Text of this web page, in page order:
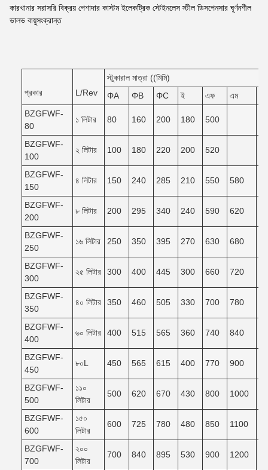
কারখানার সরাসরি বিক্রয় পেশাদার কাস্টম ইলেকট্রিক স্টেইনলেস স্টীল ডিসপেনসার ঘূর্ণনশীল
ভালভ বায়ুসংক্রান্ত
প্রকার L/Rev
স্টুকারাল মাত্রা ((মিমি)
ΦA
ΦB ΦC ই এফ এম
BZGFWF-
80
১ লিটার 80 160 200 180 500
BZGFWF-
100
২ লিটার 100 180 220 200 520
BZGFWF-
150
৪ লিটার 150 240 285 210 550 580
BZGFWF-
200
৮ লিটার 200 295 340 240 590 620
BZGFWF-
250
১৬ লিটার 250 350 395 270 630 680
BZGFWF-
300
২৫ লিটার 300 400 445 300 660 720
BZGFWF-
350
৪০ লিটার 350 460 505 330 700 780
BZGFWF-
400
৬০ লিটার 400 515 565 360 740 840
BZGFWF-
450
৮০L 450 565 615 400 770 900
BZGFWF-
500
১১০
লিটার
500 620 670 430 800 1000
BZGFWF-
600
১৫০
লিটার
600 725 780 480 850 1100
BZGFWF-
700
২০০
লিটার
700 840 895 530 900 1200